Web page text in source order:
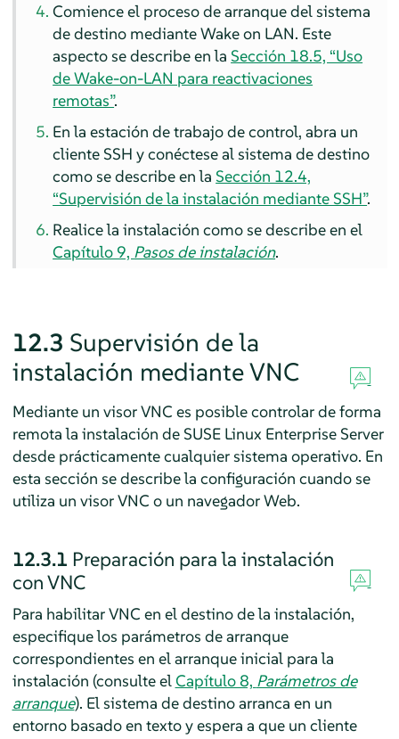
Comience el proceso de arranque del sistema
de destino mediante Wake on LAN. Este
aspecto se describe en laSección 18.5, “Uso
de Wake-on-LAN para reactivaciones
remotas”.
En la estación de trabajo de control, abra un
cliente SSH y conéctese al sistema de destino
como se describe en laSección 12.4,
“Supervisión de la instalación mediante SSH”.
Realice la instalación como se describe en el
Capítulo 9, Pasos de instalación.
12.3 Supervisión de la
instalación mediante VNC
Mediante un visor VNC es posible controlar de forma
remota la instalación de SUSE Linux Enterprise Server
desde prácticamente cualquier sistema operativo. En
esta sección se describe la configuración cuando se
utiliza un visor VNC o un navegador Web.
12.3.1 Preparación para la instalación
con VNC
Para habilitar VNC en el destino de la instalación,
especifique los parámetros de arranque
correspondientes en el arranque inicial para la
instalación (consulte elCapítulo 8, Parámetros de
arranque). El sistema de destino arranca en un
entorno basado en texto y espera a que un cliente